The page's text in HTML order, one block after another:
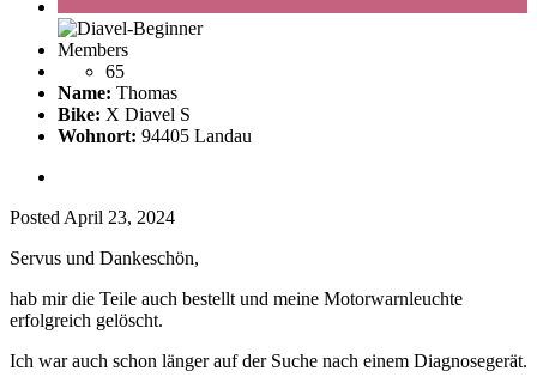
Members
65
Name: Thomas
Bike: X Diavel S
Wohnort: 94405 Landau
Posted April 23, 2024
Servus und Dankeschön,
hab mir die Teile auch bestellt und meine Motorwarnleuchte
erfolgreich gelöscht.
Ich war auch schon länger auf der Suche nach einem Diagnosegerät.